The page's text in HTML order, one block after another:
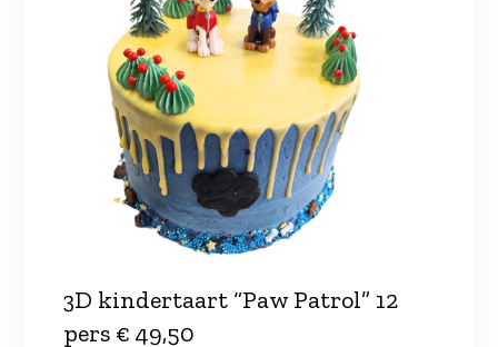
3D kindertaart “Paw Patrol” 12
pers € 49,50